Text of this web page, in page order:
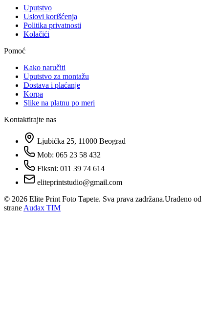
Uputstvo
Uslovi korišćenja
Politika privatnosti
Kolačići
Pomoć
Kako naručiti
Uputstvo za montažu
Dostava i plaćanje
Korpa
Slike na platnu po meri
Kontaktirajte nas
Ljubićka 25, 11000 Beograd
Mob: 065 23 58 432
Fiksni: 011 39 74 614
eliteprintstudio@gmail.com
© 2026 Elite Print Foto Tapete. Sva prava zadržana.Urađeno od
strane Audax TIM